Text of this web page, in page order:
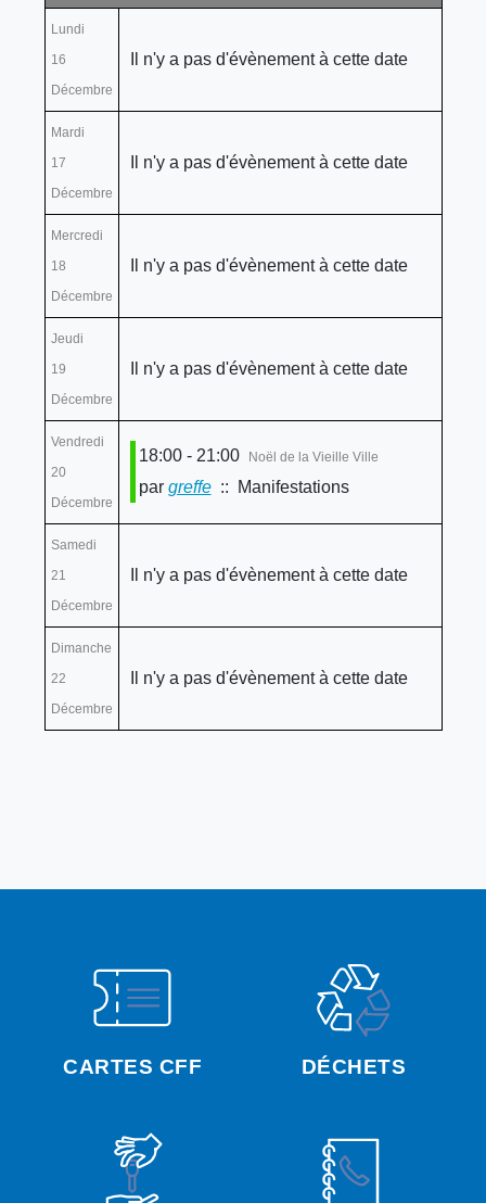
CARTES CFF DÉCHETS
Lundi
16
Décembre
Il n'y a pas d'évènement à cette date
Mardi
17
Décembre
Il n'y a pas d'évènement à cette date
Mercredi
18
Décembre
Il n'y a pas d'évènement à cette date
Jeudi
19
Décembre
Il n'y a pas d'évènement à cette date
Vendredi
20
Décembre
18:00 - 21:00 Noël de la Vieille Ville
par greffe:: Manifestations
Samedi
21
Décembre
Il n'y a pas d'évènement à cette date
Dimanche
22
Décembre
Il n'y a pas d'évènement à cette date